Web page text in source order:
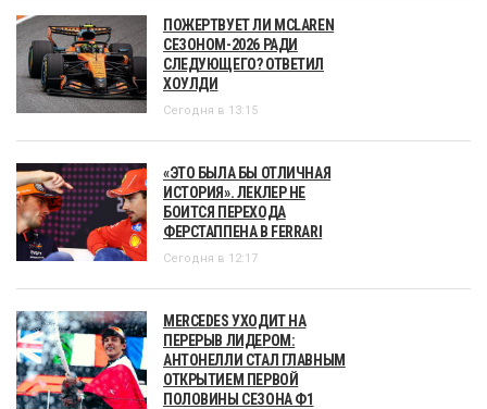
ПОЖЕРТВУЕТ ЛИ MCLAREN
СЕЗОНОМ-2026 РАДИ
СЛЕДУЮЩЕГО? ОТВЕТИЛ
ХОУЛДИ
Сегодня в 13:15
«ЭТО БЫЛА БЫ ОТЛИЧНАЯ
ИСТОРИЯ». ЛЕКЛЕР НЕ
БОИТСЯ ПЕРЕХОДА
ФЕРСТАППЕНА В FERRARI
Сегодня в 12:17
MERCEDES УХОДИТ НА
ПЕРЕРЫВ ЛИДЕРОМ:
АНТОНЕЛЛИ СТАЛ ГЛАВНЫМ
ОТКРЫТИЕМ ПЕРВОЙ
ПОЛОВИНЫ СЕЗОНА Ф1